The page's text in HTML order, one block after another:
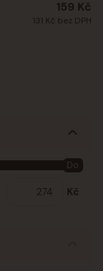
159 Kč
131 Kč bez DPH
Do
Kč